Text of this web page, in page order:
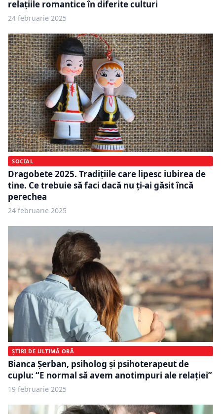
relațiile romantice în diferite culturi
24 februarie 2025
SOCIAL
Dragobete 2025. Tradițiile care lipesc iubirea de
tine. Ce trebuie să faci dacă nu ți-ai găsit încă
perechea
24 februarie 2025
ȘTIRI DE ULTIMĂ ORĂ
Bianca Șerban, psiholog și psihoterapeut de
cuplu: “E normal să avem anotimpuri ale relației”
19 februarie 2025